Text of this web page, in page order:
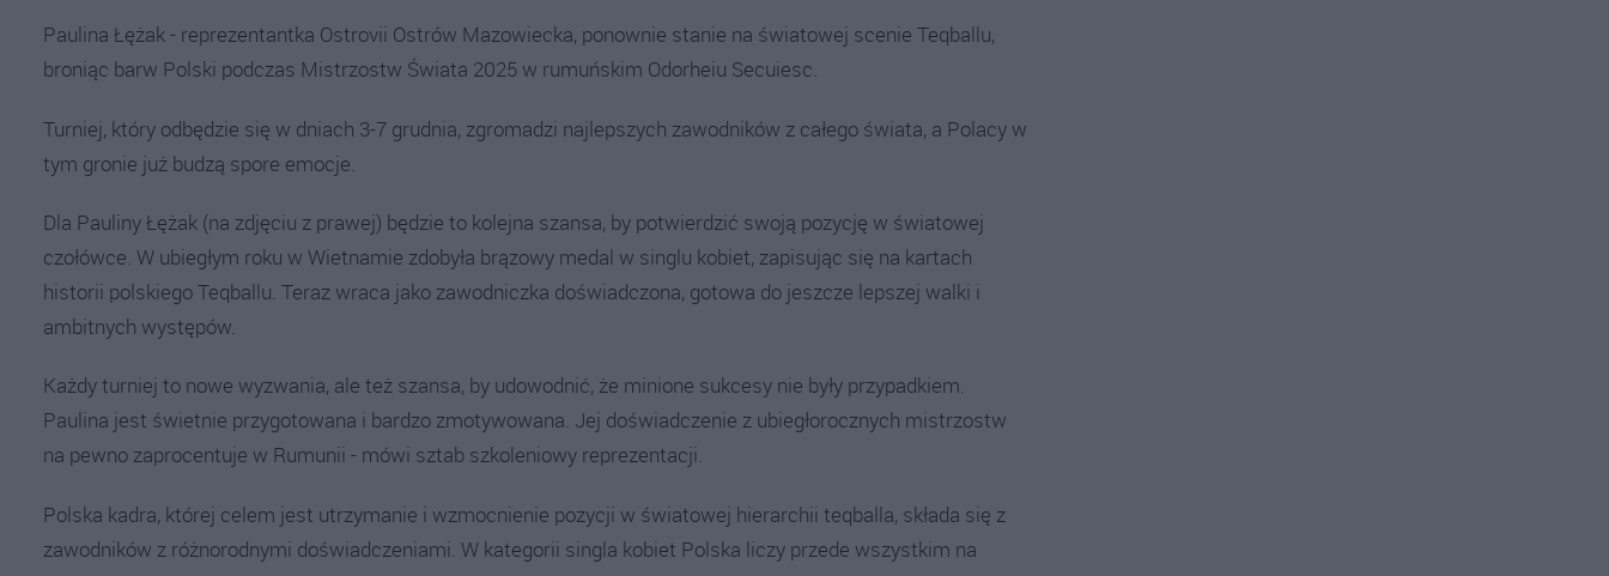
Paulina Łężak - reprezentantka Ostrovii Ostrów Mazowiecka, ponownie stanie na światowej scenie Teqballu,
broniąc barw Polski podczas Mistrzostw Świata 2025 w rumuńskim Odorheiu Secuiesc.
Turniej, który odbędzie się w dniach 3-7 grudnia, zgromadzi najlepszych zawodników z całego świata, a Polacy w
tym gronie już budzą spore emocje.
Dla Pauliny Łężak (na zdjęciu z prawej) będzie to kolejna szansa, by potwierdzić swoją pozycję w światowej
czołówce. W ubiegłym roku w Wietnamie zdobyła brązowy medal w singlu kobiet, zapisując się na kartach
historii polskiego Teqballu. Teraz wraca jako zawodniczka doświadczona, gotowa do jeszcze lepszej walki i
ambitnych występów.
Każdy turniej to nowe wyzwania, ale też szansa, by udowodnić, że minione sukcesy nie były przypadkiem.
Paulina jest świetnie przygotowana i bardzo zmotywowana. Jej doświadczenie z ubiegłorocznych mistrzostw
na pewno zaprocentuje w Rumunii - mówi sztab szkoleniowy reprezentacji.
Polska kadra, której celem jest utrzymanie i wzmocnienie pozycji w światowej hierarchii teqballa, składa się z
zawodników z różnorodnymi doświadczeniami. W kategorii singla kobiet Polska liczy przede wszystkim na